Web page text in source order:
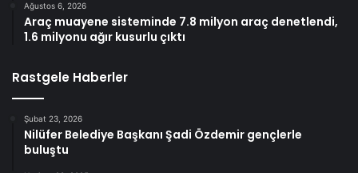
Ağustos 6, 2026
Araç muayene sisteminde 7.8 milyon araç denetlendi,
1.6 milyonu ağır kusurlu çıktı
Rastgele Haberler
Şubat 23, 2026
Nilüfer Belediye Başkanı Şadi Özdemir gençlerle
buluştu